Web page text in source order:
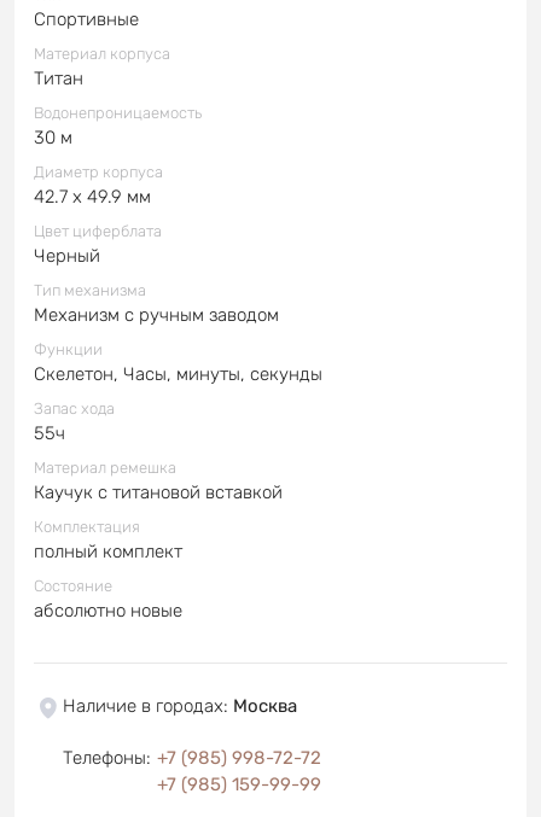
Спортивные
Материал корпуса
Титан
Водонепроницаемость
30 м
Диаметр корпуса
42.7 x 49.9 мм
Цвет циферблата
Черный
Тип механизма
Механизм с ручным заводом
Функции
Скелетон, Часы, минуты, секунды
Запас хода
55ч
Материал ремешка
Каучук с титановой вставкой
Комплектация
полный комплект
Состояние
абсолютно новые
Наличие в городах: Москва
Телефоны: +7 (985) 998-72-72
+7 (985) 159-99-99